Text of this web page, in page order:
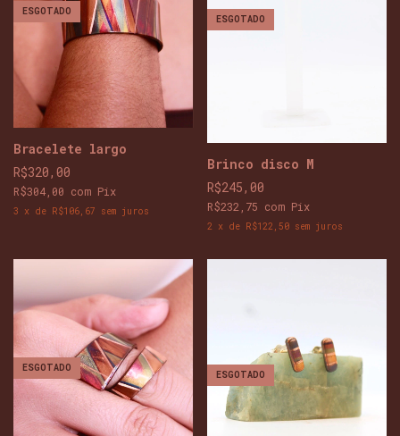
ESGOTADO
Bracelete largo
R$320,00
R$304,00 com Pix
3 x de R$106,67 sem juros
ESGOTADO
Brinco disco M
R$245,00
R$232,75 com Pix
2 x de R$122,50 sem juros
ESGOTADO
ESGOTADO